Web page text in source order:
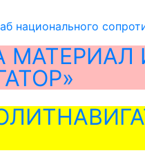
национального